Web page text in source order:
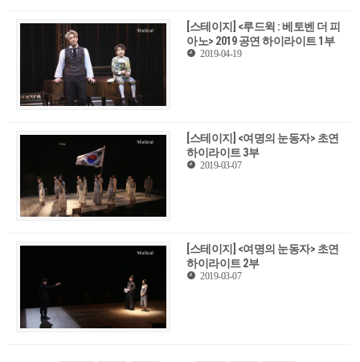
[스테이지] <루드윅 : 베토벤 더 피
아노> 2019 공연 하이라이트 1부
2019-04-19
[스테이지] <여명의 눈동자> 초연
하이라이트 3부
2019-03-07
[스테이지] <여명의 눈동자> 초연
하이라이트 2부
2019-03-07